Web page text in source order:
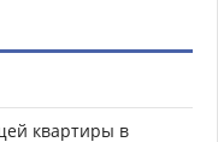
квартиры в